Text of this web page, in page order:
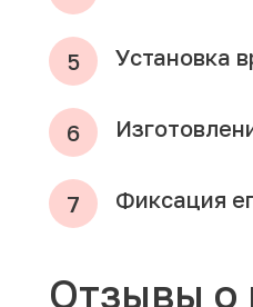
Установка
Фиксация
Отзывы о